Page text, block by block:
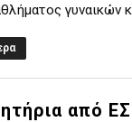
ΕΠΕΤΕΙΟΣ ΑΠΟ
ΕΣΚΑΝΑ
στον
γυναικών
από